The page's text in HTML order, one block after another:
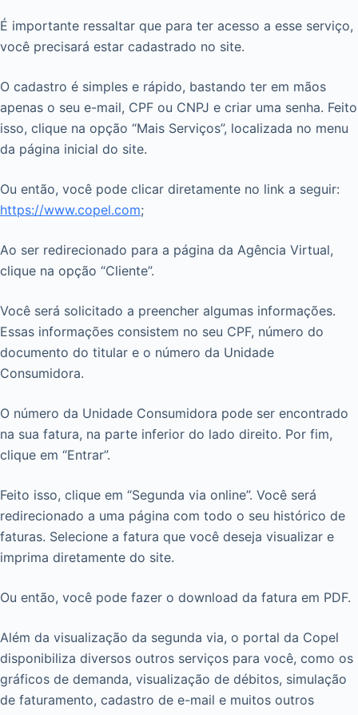
É importante ressaltar que para ter acesso a esse serviço,
você precisará estar cadastrado no site.
O cadastro é simples e rápido, bastando ter em mãos
apenas o seu e-mail, CPF ou CNPJ e criar uma senha. Feito
isso, clique na opção “Mais Serviços”, localizada no menu
da página inicial do site.
Ou então, você pode clicar diretamente no link a seguir:
https://www.copel.com;
Ao ser redirecionado para a página da Agência Virtual,
clique na opção “Cliente”.
Você será solicitado a preencher algumas informações.
Essas informações consistem no seu CPF, número do
documento do titular e o número da Unidade
Consumidora.
O número da Unidade Consumidora pode ser encontrado
na sua fatura, na parte inferior do lado direito. Por fim,
clique em “Entrar”.
Feito isso, clique em “Segunda via online”. Você será
redirecionado a uma página com todo o seu histórico de
faturas. Selecione a fatura que você deseja visualizar e
imprima diretamente do site.
Ou então, você pode fazer o download da fatura em PDF.
Além da visualização da segunda via, o portal da Copel
disponibiliza diversos outros serviços para você, como os
gráficos de demanda, visualização de débitos, simulação
de faturamento, cadastro de e-mail e muitos outros